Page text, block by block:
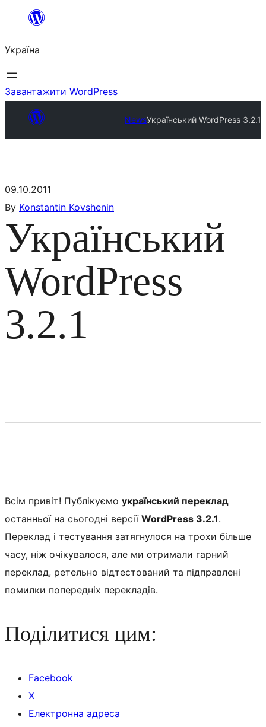
Україна
Завантажити WordPress
NewsУкраїнський WordPress 3.2.1
09.10.2011
By Konstantin Kovshenin
Український
WordPress
3.2.1
Всім привіт! Публікуємо український переклад
останньої на сьогодні версії WordPress 3.2.1.
Переклад і тестування затягнулося на трохи більше
часу, ніж очікувалося, але ми отримали гарний
переклад, ретельно відтестований та підправлені
помилки попередніх перекладів.
Поділитися цим:
Facebook
X
Електронна адреса